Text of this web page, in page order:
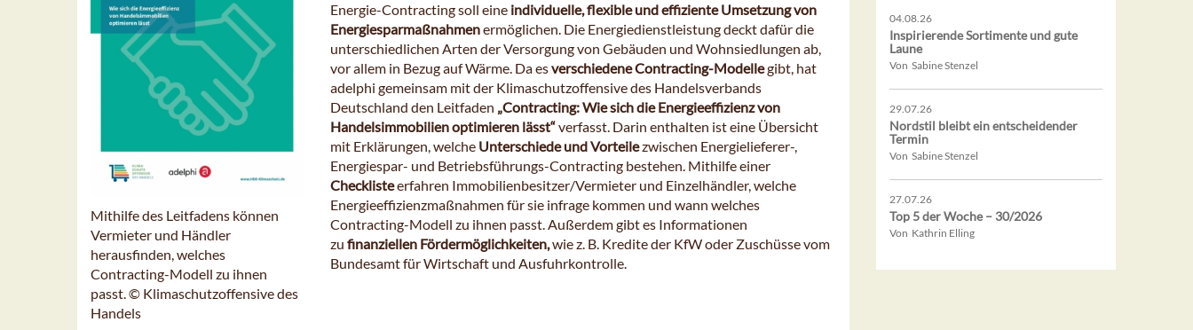
Mithilfe des Leitfadens können
Vermieter und Händler
herausfinden, welches
Contracting-Modell zu ihnen
passt. © Klimaschutzoffensive des
Handels
Energie-Contracting soll eine individuelle, flexible und effiziente Umsetzung von
Energiesparmaßnahmenermöglichen. Die Energiedienstleistung deckt dafür die
unterschiedlichen Arten der Versorgung von Gebäuden und Wohnsiedlungen ab,
vor allem in Bezug auf Wärme. Da esverschiedene Contracting-Modellegibt, hat
adelphi gemeinsam mit der Klimaschutzoffensive des Handelsverbands
Deutschland den Leitfaden „Contracting: Wie sich die Energieeffizienz von
Handelsimmobilien optimieren lässt“verfasst. Darin enthalten ist eine Übersicht
mit Erklärungen, welche Unterschiede und Vorteilezwischen Energielieferer-,
Energiespar- und Betriebsführungs-Contracting bestehen. Mithilfe einer
Checklisteerfahren Immobilienbesitzer/Vermieter und Einzelhändler, welche
Energieeffizienzmaßnahmen für sie infrage kommen und wann welches
Contracting-Modell zu ihnen passt. Außerdem gibt es Informationen
zu finanziellen Fördermöglichkeiten,wie z. B. Kredite der KfW oder Zuschüsse vom
Bundesamt für Wirtschaft und Ausfuhrkontrolle.
04.08.26
Inspirierende Sortimente und gute
Laune
Von Sabine Stenzel
29.07.26
Nordstil bleibt ein entscheidender
Termin
Von Sabine Stenzel
27.07.26
Top 5 der Woche – 30/2026
Von Kathrin Elling